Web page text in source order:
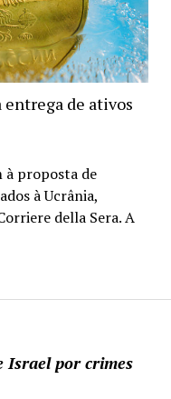
Israel por crimes
entrega de ativos
à proposta de
à Ucrânia,
della Sera. A